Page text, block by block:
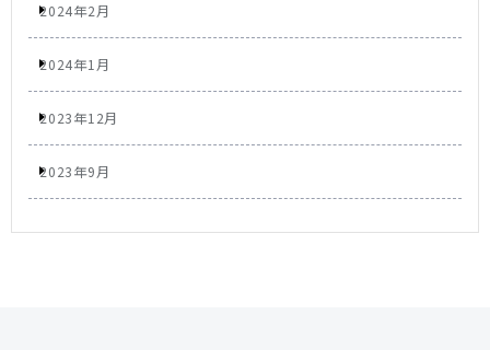
2024年2月
2024年1月
2023年12月
2023年9月